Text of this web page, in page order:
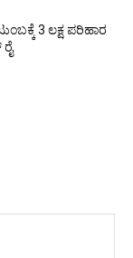
3 ಲಕ್ಷ ಪರಿಹಾರ